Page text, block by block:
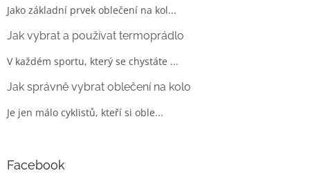
Jako základní prvek oblečení na kol...
Jak vybrat a používat termoprádlo
V každém sportu, který se chystáte ...
Jak správně vybrat oblečení na kolo
Je jen málo cyklistů, kteří si oble...
Facebook